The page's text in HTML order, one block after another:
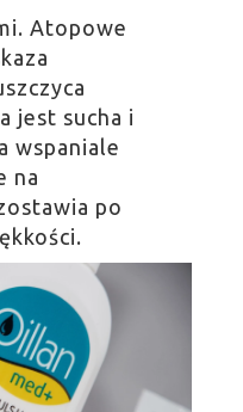
Atopowe
jest sucha i
wspaniale
na
po